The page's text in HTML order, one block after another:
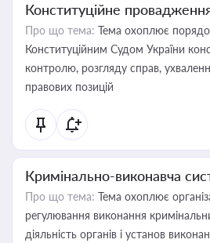
Конституційне
Про що тема: Тема охоплює
Конституційним Судом України
контролю, розгляду справ,
правових позицій
Кримінально-виконавча
Про що тема: Тема охоплює
регулювання виконання
діяльність органів і установ